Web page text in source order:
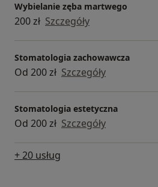
Wybielanie zęba martwego
200 zł Szczegóły
Stomatologia zachowawcza
Od 200 zł Szczegóły
Stomatologia estetyczna
Od 200 zł Szczegóły
+ 20 usług